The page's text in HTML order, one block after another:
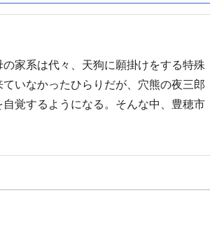
家系は代々、天狗に願掛けをする特殊
いなかったひらりだが、穴熊の夜三郎
覚するようになる。そんな中、豊穂市